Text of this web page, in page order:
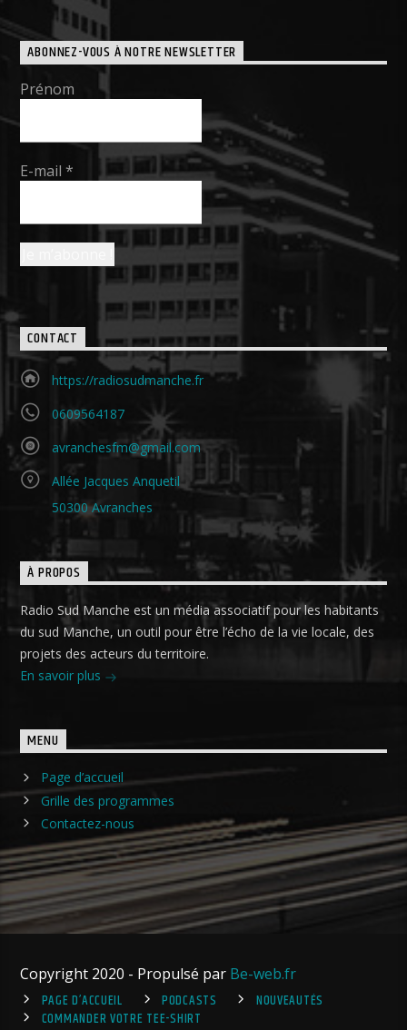
ABONNEZ-VOUS À NOTRE NEWSLETTER
Prénom
E-mail*
CONTACT
https://radiosudmanche.fr
0609564187
avranchesfm@gmail.com
Allée Jacques Anquetil
50300 Avranches
À PROPOS
Radio Sud Manche est un média associatif pour les habitants
du sud Manche, un outil pour être l’écho de la vie locale, des
projets des acteurs du territoire.
En savoir plus
MENU
Page d’accueil
Grille des programmes
Contactez-nous
Copyright 2020 - Propulsé par Be-web.fr
PAGE D’ACCUEIL
PODCASTS
NOUVEAUTÉS
COMMANDER VOTRE TEE-SHIRT